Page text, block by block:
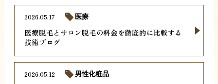
医療脱毛とサロン脱毛の料金を徹底的に比較する
技術ブログ
2026.05.17 医療
2026.05.12 男性化粧品